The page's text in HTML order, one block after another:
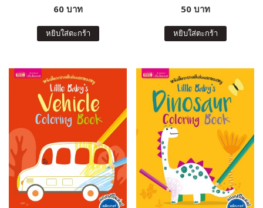
60 บาท
หยิบใส่ตะกร้า
50 บาท
หยิบใส่ตะกร้า